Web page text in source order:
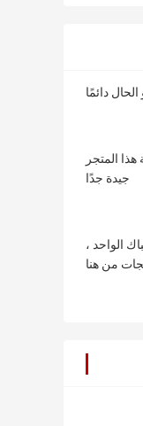
دائمًا
المتجر
جيدة جدًا
الواحد ،